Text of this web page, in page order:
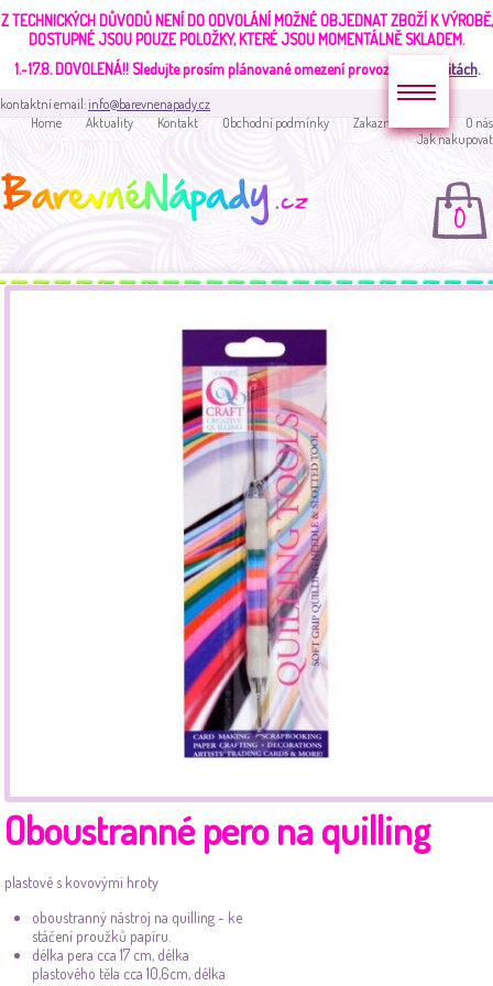
Z TECHNICKÝCH DŮVODŮ NENÍ DO ODVOLÁNÍ MOŽNÉ OBJEDNAT ZBOŽÍ K VÝROBĚ,
DOSTUPNÉ JSOU POUZE POLOŽKY, KTERÉ JSOU MOMENTÁLNĚ SKLADEM.
1.-17.8. DOVOLENÁ!!Sledujte prosím plánované omezení provozu v aktualitách.
kontaktní email:info@barevnenapady.cz
Home
Aktuality Kontakt Obchodní podmínky Zakaznická sekce
O nás
Jak nakupovat
0
Oboustranné pero na quilling
plastové s kovovými hroty
oboustranný nástroj na quilling - ke
stáčení proužků papíru.
délka pera cca 17 cm, délka
plastového těla cca 10,6cm, délka